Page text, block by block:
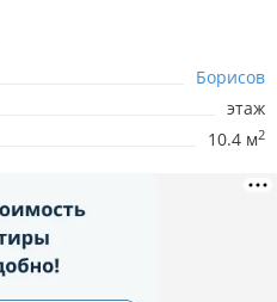
Борисов
этаж
10.4 м2